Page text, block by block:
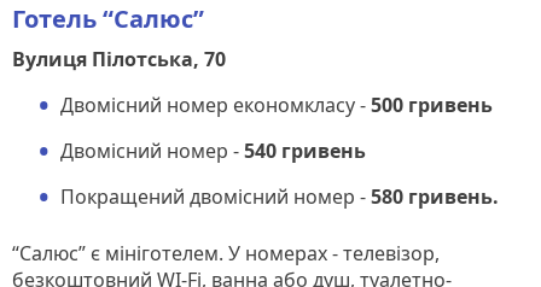
Готель “Салюс”
Вулиця Пілотська, 70
Двомісний номер економкласу -500 гривень
Двомісний номер -540 гривень
Покращений двомісний номер -580 гривень.
“Салюс” є мініготелем. У номерах - телевізор,
безкоштовний WI-Fi, ванна або душ, туалетно-